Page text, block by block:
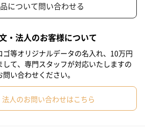
柔らかな和紙で包まれています。
もおすすめです
、ブランドが印字された和紙を貼り付
について問い合わせる
・法人のお客様について
等オリジナルデータの名入れ、10万円
て、専門スタッフが対応いたしますの
い合わせください。
人のお問い合わせはこちら